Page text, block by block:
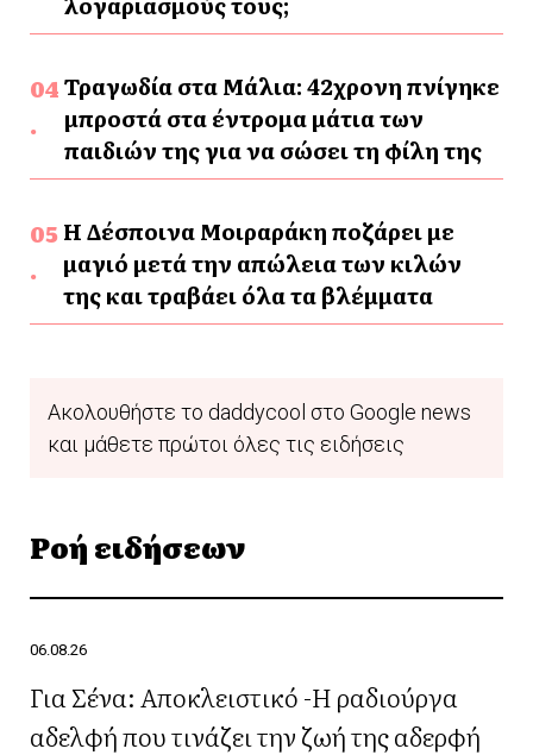
Τραγωδία στα Μάλια: 42χρονη πνίγηκε
μπροστά στα έντρομα μάτια των
παιδιών της για να σώσει τη φίλη της
Η Δέσποινα Μοιραράκη ποζάρει με
μαγιό μετά την απώλεια των κιλών
της και τραβάει όλα τα βλέμματα
Ακολουθήστε το daddycool στο Google news
και μάθετε πρώτοι όλες τις ειδήσεις
Ροή ειδήσεων
06.08.26
Για Σένα: Αποκλειστικό -Η ραδιούργα
αδελφή που τινάζει την ζωή της αδερφή